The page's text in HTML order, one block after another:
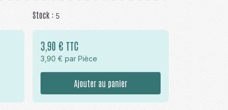
Stock : 5
3,90 € TTC
3,90 € par Pièce
Ajouter au panier